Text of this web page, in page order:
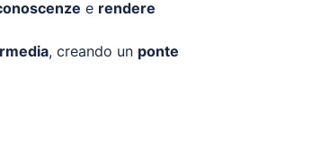
e rendere
, creando un ponte